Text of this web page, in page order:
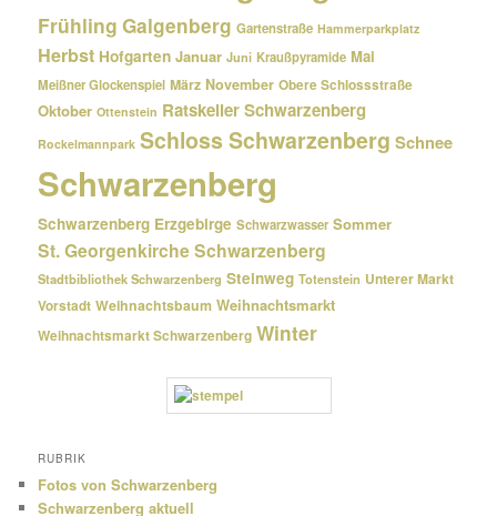
Frühling Galgenberg Gartenstraße Hammerparkplatz
Herbst Hofgarten Januar Juni Kraußpyramide Mai
Meißner Glockenspiel März November Obere Schlossstraße
Oktober Ottenstein Ratskeller Schwarzenberg
Rockelmannpark Schloss Schwarzenberg Schnee
Schwarzenberg
Schwarzenberg Erzgebirge Schwarzwasser Sommer
St. Georgenkirche Schwarzenberg
Stadtbibliothek Schwarzenberg Steinweg Totenstein Unterer Markt
Vorstadt Weihnachtsbaum Weihnachtsmarkt
Weihnachtsmarkt Schwarzenberg Winter
RUBRIK
Fotos von Schwarzenberg
Schwarzenberg aktuell